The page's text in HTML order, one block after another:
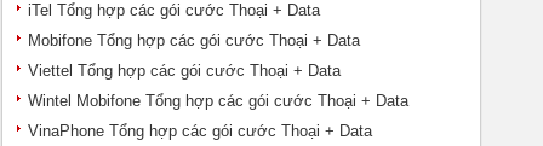
iTel Tổng hợp các gói cước Thoại + Data
Mobifone Tổng hợp các gói cước Thoại + Data
Viettel Tổng hợp các gói cước Thoại + Data
Wintel Mobifone Tổng hợp các gói cước Thoại + Data
VinaPhone Tổng hợp các gói cước Thoại + Data